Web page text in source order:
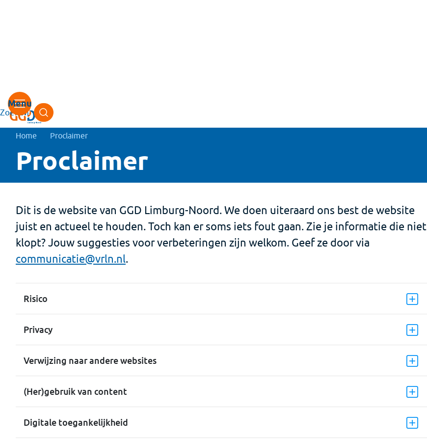
Zoeken
Kruimelpad
Home Proclaimer
Proclaimer
Dit is de website van GGD Limburg-Noord. We doen uiteraard ons best de website
juist en actueel te houden. Toch kan er soms iets fout gaan. Zie je informatie die niet
klopt? Jouw suggesties voor verbeteringen zijn welkom. Geef ze door via
communicatie@vrln.nl.
Risico
Privacy
Verwijzing naar andere websites
(Her)gebruik van content
Digitale toegankelijkheid